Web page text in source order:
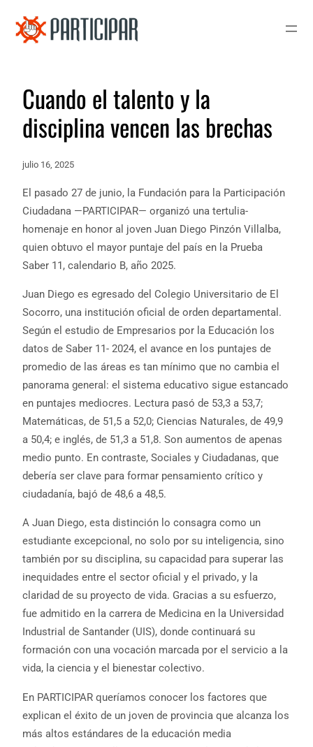
Cuando el talento y la
disciplina vencen las brechas
julio 16, 2025
El pasado 27 de junio, la Fundación para la Participación
Ciudadana —PARTICIPAR— organizó una tertulia-
homenaje en honor al joven Juan Diego Pinzón Villalba,
quien obtuvo el mayor puntaje del país en la Prueba
Saber 11, calendario B, año 2025.
Juan Diego es egresado del Colegio Universitario de El
Socorro, una institución oficial de orden departamental.
Según el estudio de Empresarios por la Educación los
datos de Saber 11- 2024, el avance en los puntajes de
promedio de las áreas es tan mínimo que no cambia el
panorama general: el sistema educativo sigue estancado
en puntajes mediocres. Lectura pasó de 53,3 a 53,7;
Matemáticas, de 51,5 a 52,0; Ciencias Naturales, de 49,9
a 50,4; e inglés, de 51,3 a 51,8. Son aumentos de apenas
medio punto. En contraste, Sociales y Ciudadanas, que
debería ser clave para formar pensamiento crítico y
ciudadanía, bajó de 48,6 a 48,5.
A Juan Diego, esta distinción lo consagra como un
estudiante excepcional, no solo por su inteligencia, sino
también por su disciplina, su capacidad para superar las
inequidades entre el sector oficial y el privado, y la
claridad de su proyecto de vida. Gracias a su esfuerzo,
fue admitido en la carrera de Medicina en la Universidad
Industrial de Santander (UIS), donde continuará su
formación con una vocación marcada por el servicio a la
vida, la ciencia y el bienestar colectivo.
En PARTICIPAR queríamos conocer los factores que
explican el éxito de un joven de provincia que alcanza los
más altos estándares de la educación media